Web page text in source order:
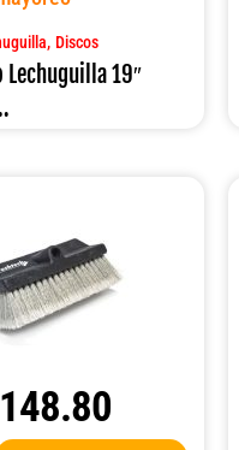
, Discos
Lechuguilla 19″
148.80